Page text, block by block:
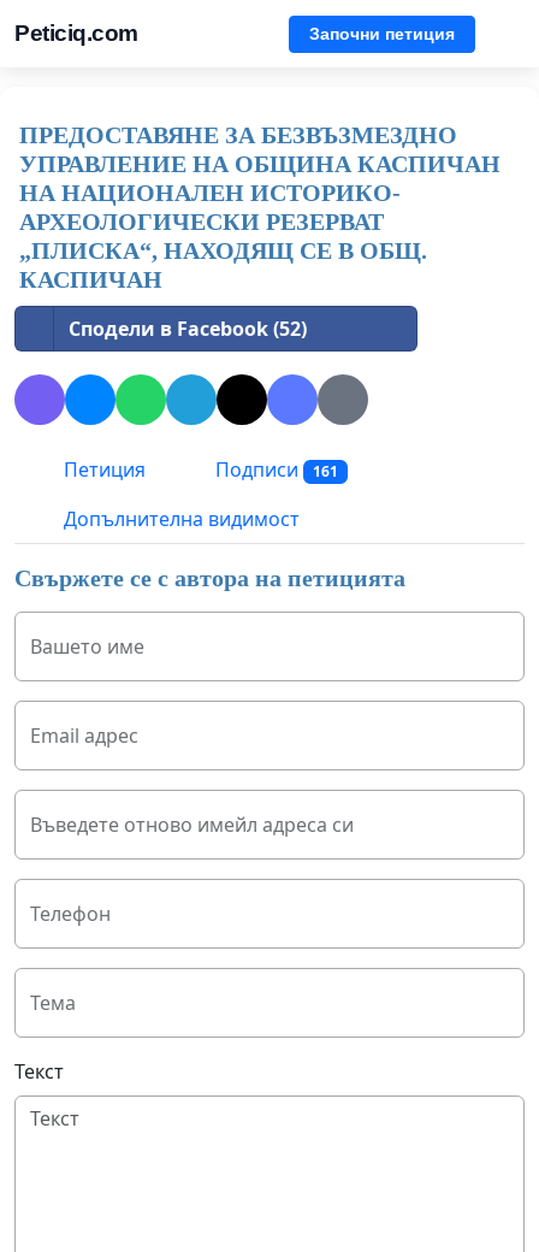
Peticiq.com Започни петиция
ПРЕДОСТАВЯНЕ ЗА БЕЗВЪЗМЕЗДНО
УПРАВЛЕНИЕ НА ОБЩИНА КАСПИЧАН
НА НАЦИОНАЛЕН ИСТОРИКО-
АРХЕОЛОГИЧЕСКИ РЕЗЕРВАТ
„ПЛИСКА“, НАХОДЯЩ СЕ В ОБЩ.
КАСПИЧАН
Сподели в Facebook (52)
Петиция Подписи 161
Допълнителна видимост
Свържете се с автора на петицията
Вашето име
Email адрес
Въведете отново имейл адреса си
Телефон
Тема
Текст